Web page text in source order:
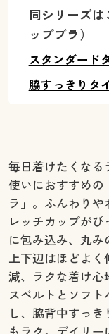
同シリーズ
ップブラ）
スタンダード
脇すっきりタ
毎日着けたくなる
使いにおすすめの
ラ」。ふんわり
レッチカップが
に包み込み、丸
上下辺はほどよ
減、ラクな着け心
スベルトとソフ
し、脇背中すっ